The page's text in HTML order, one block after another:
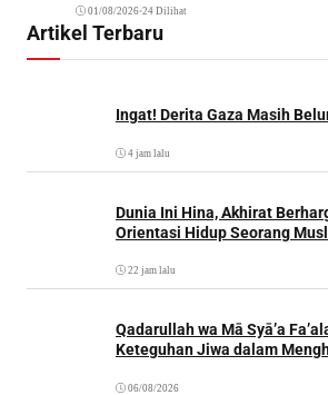
01/08/2026•24 Dilihat
Artikel Terbaru
Ingat! Derita Gaza Masih
4 jam lalu
Dunia Ini Hina, Akhirat
Orientasi Hidup Seorang
22 jam lalu
Qadarullah wa Mā Syā’a
Keteguhan Jiwa dalam
06/08/2026